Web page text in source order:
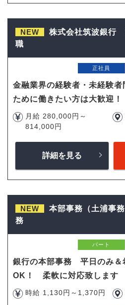
NEW
株式会社筑波銀行
職
正社員
金融業界の経験者・未経験
ために働きたい方は大歓迎！
月給 280,000円～
814,000円
詳細を見る
NEW
本部事務（土浦事
務
パート
銀行の本部事務 平日のみ＆
OK！ 柔軟に対応致します
時給 1,130円～1,370円